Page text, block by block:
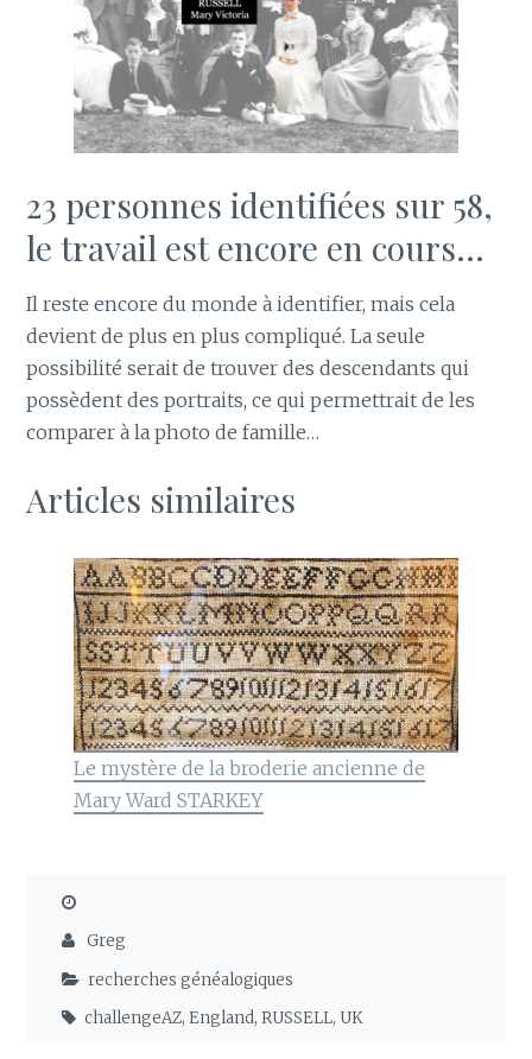
23 personnes identifiées sur 58,
le travail est encore en cours…
Il reste encore du monde à identifier, mais cela
devient de plus en plus compliqué. La seule
possibilité serait de trouver des descendants qui
possèdent des portraits, ce qui permettrait de les
comparer à la photo de famille…
Articles similaires
Le mystère de la broderie ancienne de
Mary Ward STARKEY
Greg
recherches généalogiques
challengeAZ,England,RUSSELL, UK